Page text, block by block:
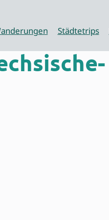
Städtetrips